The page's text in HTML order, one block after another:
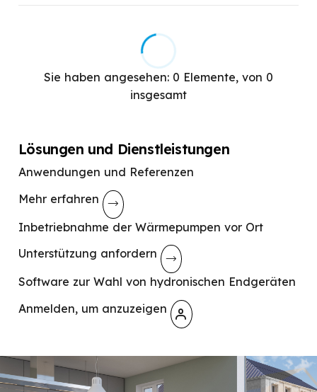
Funktion „Wärmepumpe“
Heißer Dampf
Diffusor für Essenzen
Strahlungstechnik
Elektrischer Widerstand
Schutz gegen Wasser
Schwingung
Wandmontage
Integriertes WLAN
Sie haben angesehen: 0 Elemente, von 0
insgesamt
Lösungen und Dienstleistungen
Anwendungen und Referenzen
Mehr erfahren
Inbetriebnahme der Wärmepumpen vor Ort
Unterstützung anfordern
Software zur Wahl von hydronischen Endgeräten
Anmelden, um anzuzeigen